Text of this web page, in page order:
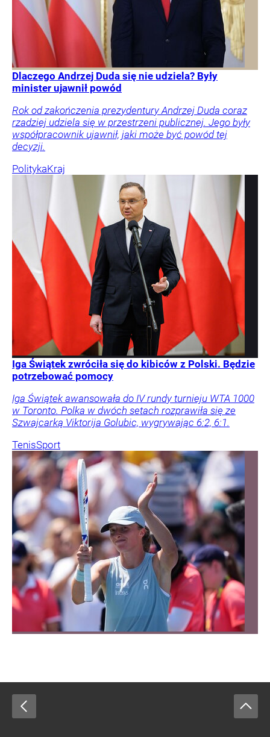
Dlaczego Andrzej Duda się nie udziela? Były
minister ujawnił powód
Rok od zakończenia prezydentury Andrzej Duda coraz
rzadziej udziela się w przestrzeni publicznej. Jego były
współpracownik ujawnił, jaki może być powód tej
decyzji.
PolitykaKraj
Iga Świątek zwróciła się do kibiców z Polski. Będzie
potrzebować pomocy
Iga Świątek awansowała do IV rundy turnieju WTA 1000
w Toronto. Polka w dwóch setach rozprawiła się ze
Szwajcarką Viktorija Golubic, wygrywając 6:2, 6:1.
TenisSport